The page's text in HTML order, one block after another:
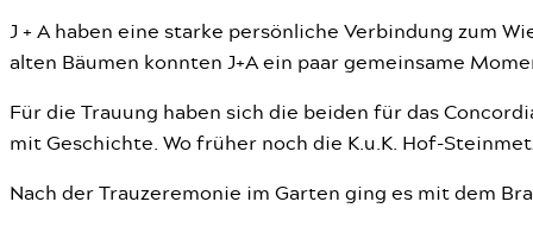
J + A haben eine starke persönliche Verbindung zum
alten Bäumen konnten J+A ein paar gemeinsame
Für die Trauung haben sich die beiden für das
mit Geschichte. Wo früher noch die K.u.K. Hof-
Nach der Trauzeremonie im Garten ging es mit dem